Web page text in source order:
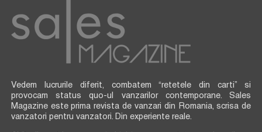
Vedem lucrurile diferit, combatem “retetele din carti” si
provocam status quo-ul vanzarilor contemporane. Sales
Magazine este prima revista de vanzari din Romania, scrisa de
vanzatori pentru vanzatori. Din experiente reale.